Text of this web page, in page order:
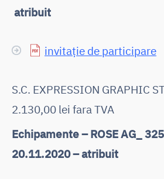
atribuit
invitație de participare
S.C. EXPRESSION GRAPHIC
2.130,00 lei fara TVA
Echipamente – ROSE AG_
20.11.2020 – atribuit